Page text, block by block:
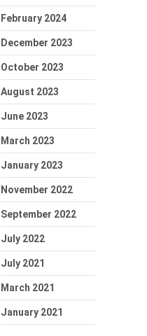
February 2024
December 2023
October 2023
August 2023
June 2023
March 2023
January 2023
November 2022
September 2022
July 2022
July 2021
March 2021
January 2021